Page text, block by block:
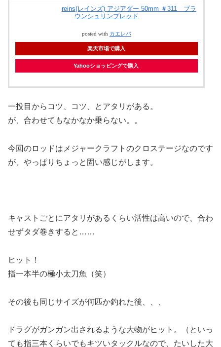
reins(レインズ) アジアダー 50mm ＃311 ブラ
ウンシュリンプレッド
posted with カエレバ
楽天市場で購入
Yahooショッピングで購入
一投目からコツ、コツ、とアタリがある。
が、合わせてもなかなか乗らない。。
今回のロッドはメジャークラフトのクロステージなのです
が、やっぱりちょっと固い感じがします。
キャストごとにアタリがあるくらい活性は高いので、合わ
せずタダ巻きすると……
ヒット！
指一本半の極小太刀魚（笑）
その後も同じサイズが何匹か釣れた後、、、
ドラグがガンガン出されるような大物がヒット。（といっ
ても指三本くらいでもキツいタックルなので、たいした大